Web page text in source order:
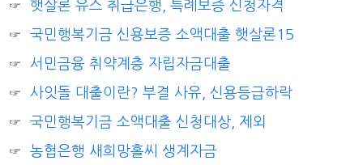
햇살론 유스 취급은행, 특례보증 신청자격
국민행복기금 신용보증 소액대출 햇살론15
서민금융 취약계층 자립자금대출
사잇돌 대출이란? 부결 사유, 신용등급하락
국민행복기금 소액대출 신청대상, 제외
농협은행 새희망홀씨 생계자금